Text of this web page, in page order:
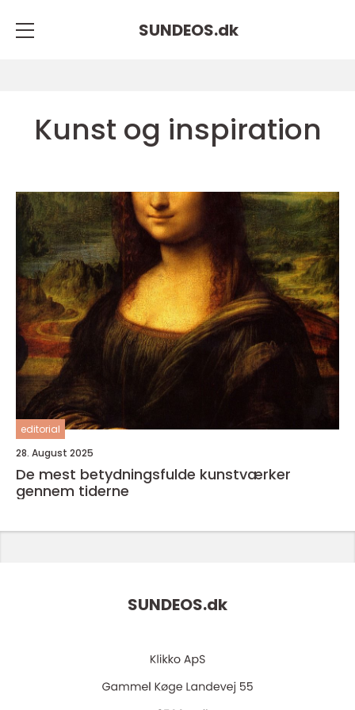
SUNDEOS.dk
Kunst og inspiration
editorial
28. August 2025
De mest betydningsfulde kunstværker
gennem tiderne
SUNDEOS.dk